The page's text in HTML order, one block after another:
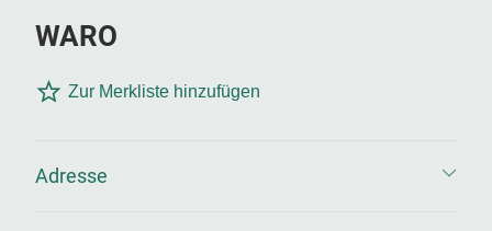
WARO
Zur Merkliste hinzufügen
Adresse